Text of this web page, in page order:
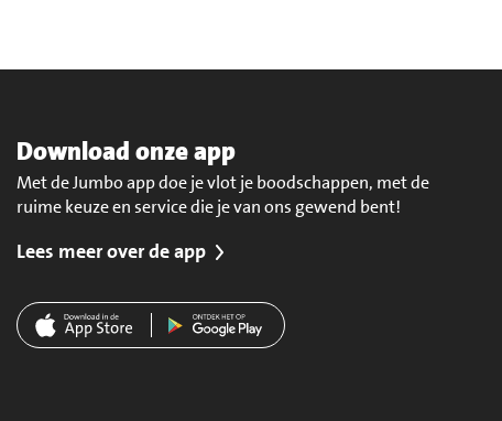
Download onze app
Met de Jumbo app doe je vlot je boodschappen, met de
ruime keuze en service die je van ons gewend bent!
Lees meer over de app